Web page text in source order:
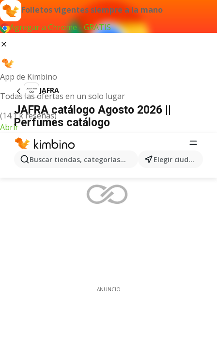
Folletos vigentes siempre a la mano
Agregar a Chrome - GRATIS
App de Kimbino
Todas las ofertas en un solo lugar
(14.1 k reseñas)
Abrir
Buscar tiendas, categorías, productos... Elegir ciudad
JAFRA
JAFRA catálogo Agosto 2026 ||
Perfumes catálogo
ANUNCIO